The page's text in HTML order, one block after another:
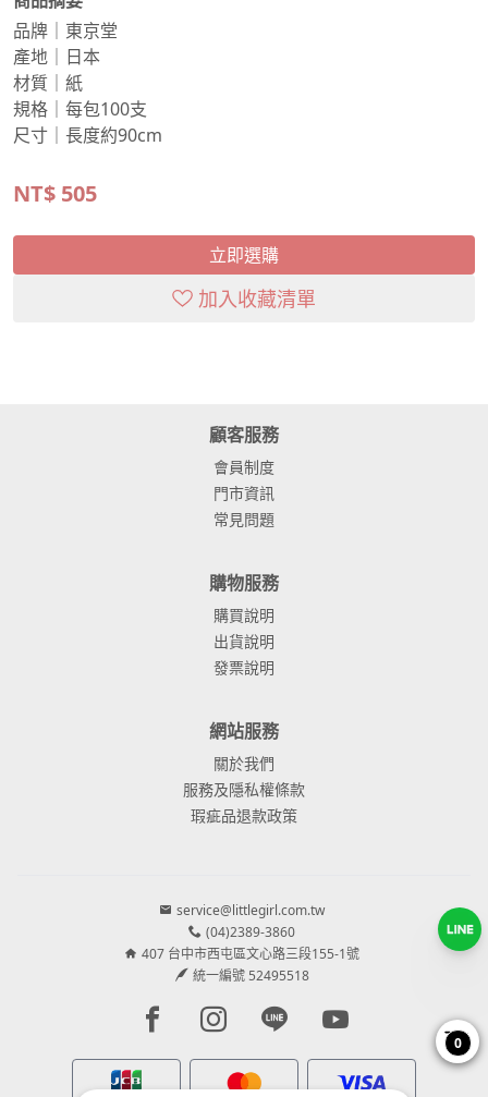
品牌｜東京堂
產地｜日本
材質｜紙
規格｜每包100支
尺寸｜長度約90cm
NT$ 505
立即選購
加入收藏清單
顧客服務
會員制度
門市資訊
常見問題
購物服務
購買說明
出貨說明
發票說明
網站服務
關於我們
服務及隱私權條款
瑕疵品退款政策
service@littlegirl.com.tw
(04)2389-3860
407 台中市西屯區文心路三段155-1號
統一編號 52495518
Facebook page
Instagram page
Line pageYoutube page
0